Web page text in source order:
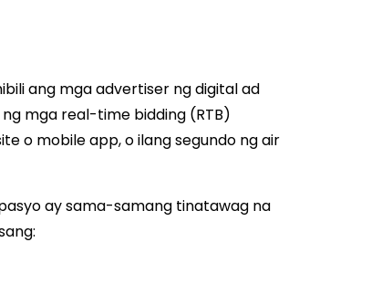
ang mga advertiser ng digital ad
mga real-time bidding (RTB)
o mobile app, o ilang segundo ng air
ay sama-samang tinatawag na